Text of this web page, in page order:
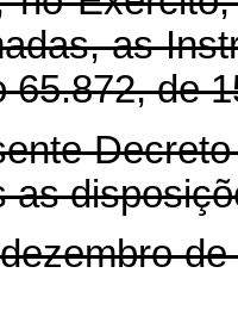
as
65.872, de
as
de